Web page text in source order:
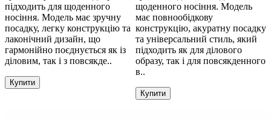
підходить для щоденного
носіння. Модель має зручну
посадку, легку конструкцію та
лаконічний дизайн, що
гармонійно поєднується як із
діловим, так і з повсякде..
Купити
щоденного носіння. Модель
має повнообідкову
конструкцію, акуратну посадку
та універсальний стиль, який
підходить як для ділового
образу, так і для повсякденного
в..
Купити